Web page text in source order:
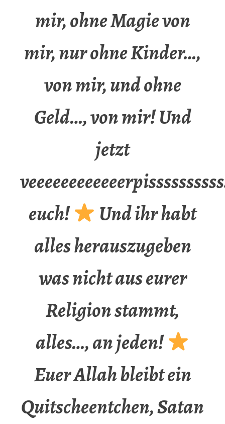
mir, ohne Magie von
mir, nur ohne Kinder…,
von mir, und ohne
Geld…, von mir! Und
jetzt
euch!
Und ihr habt
alles herauszugeben
was nicht aus eurer
Religion stammt,
alles…, an jeden!
Euer Allah bleibt ein
Quitscheentchen, Satan